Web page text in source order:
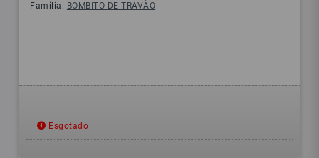
Família: BOMBITO DE TRAVÃO
Esgotado